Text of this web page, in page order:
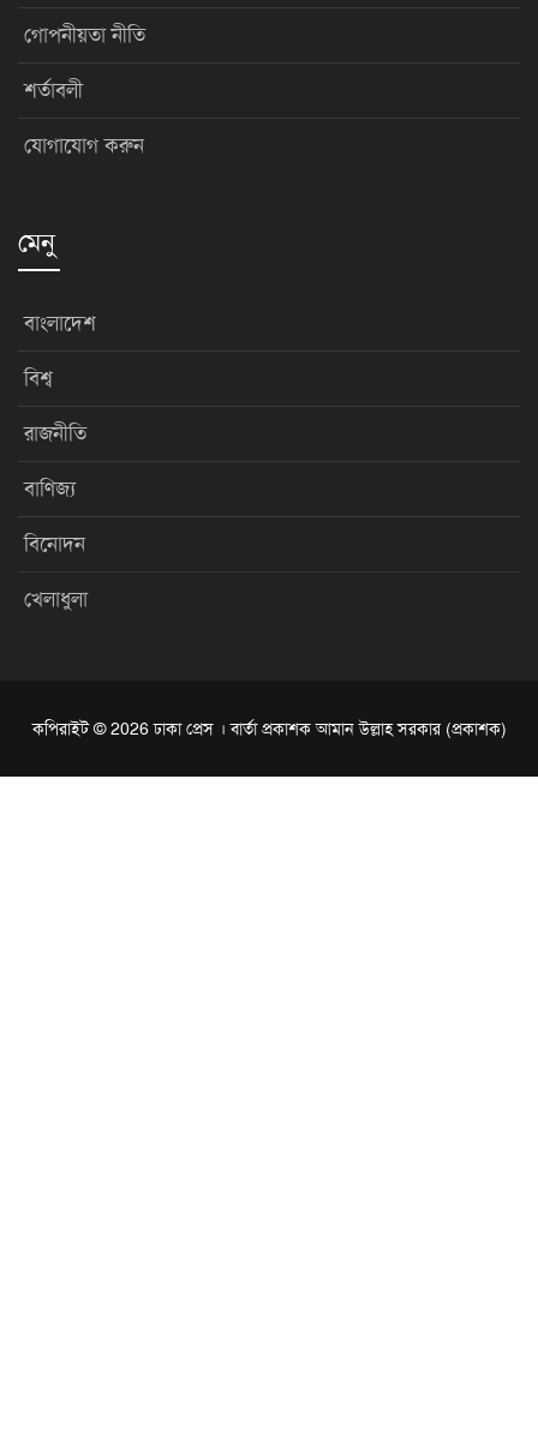
গোপনীয়তা নীতি
শর্তাবলী
যোগাযোগ করুন
মেনু
বাংলাদেশ
বিশ্ব
রাজনীতি
বাণিজ্য
বিনোদন
খেলাধুলা
কপিরাইট © 2026 ঢাকা প্রেস । বার্তা প্রকাশক আমান উল্লাহ সরকার (প্রকাশক)